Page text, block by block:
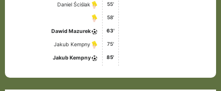
Daniel Ściślak 55'
58'
Dawid Mazurek 63'
Jakub Kempny 75'
Jakub Kempny 85'